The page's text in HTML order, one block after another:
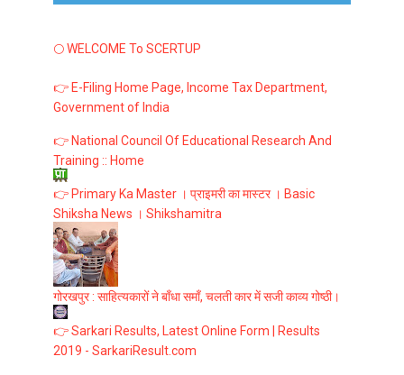
🌕 WELCOME To SCERTUP
👉 E-Filing Home Page, Income Tax Department,
Government of India
👉 National Council Of Educational Research And
Training :: Home
👉 Primary Ka Master । प्राइमरी का मास्टर । Basic
Shiksha News । Shikshamitra
गोरखपुर : साहित्यकारों ने बाँधा समाँ, चलती कार में सजी काव्य गोष्ठी।
👉 Sarkari Results, Latest Online Form | Results
2019 - SarkariResult.com